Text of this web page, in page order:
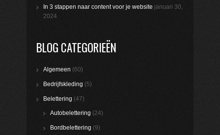
In 3 stappen naar content voor je website januari 30,
2024
BLOG CATEGORIEËN
Algemeen (60)
Bedrijfskleding (5)
Belettering (47)
Autobelettering (24)
Bordbelettering (9)